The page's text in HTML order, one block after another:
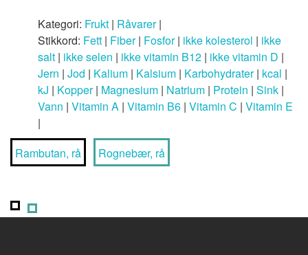
Kategori: Frukt | Råvarer|
Stikkord: Fett | Fiber| Fosfor| ikke kolesterol | ikke
salt | ikke selen | ikke vitamin B12 | ikke vitamin D |
Jern | Jod | Kalium | Kalsium | Karbohydrater| kcal |
kJ | Kopper| Magnesium | Natrium | Protein | Sink |
Vann | Vitamin A | Vitamin B6 | Vitamin C | Vitamin E
|
Rambutan, rå
Rognebær, rå